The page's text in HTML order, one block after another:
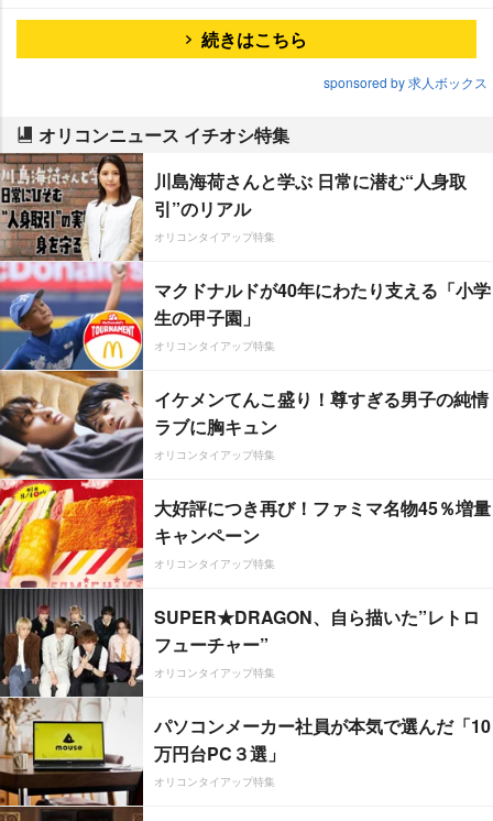
続きはこちら
sponsored by 求人ボックス
オリコンニュース イチオシ特集
川島海荷さんと学ぶ 日常に潜む“人身取
引”のリアル
オリコンタイアップ特集
マクドナルドが40年にわたり支える「小学
生の甲子園」
オリコンタイアップ特集
イケメンてんこ盛り！尊すぎる男子の純情
ラブに胸キュン
オリコンタイアップ特集
大好評につき再び！ファミマ名物45％増量
キャンペーン
オリコンタイアップ特集
SUPER★DRAGON、自ら描いた”レトロ
フューチャー”
オリコンタイアップ特集
パソコンメーカー社員が本気で選んだ「10
万円台PC３選」
オリコンタイアップ特集